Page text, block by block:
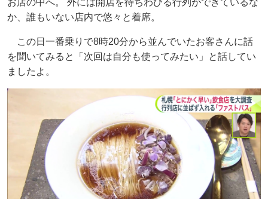
か、誰もいない店内で悠々と着席。
この日一番乗りで8時20分から並んでいたお客さんに話
を聞いてみると「次回は自分も使ってみたい」と話してい
ましたよ。